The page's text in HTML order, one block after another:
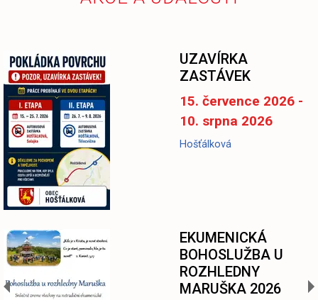
UZAVÍRKA
ZASTÁVEK
15. července 2026 -
10. srpna 2026
Hošťálková
EKUMENICKÁ
BOHOSLUŽBA U
ROZHLEDNY
MARUŠKA 2026